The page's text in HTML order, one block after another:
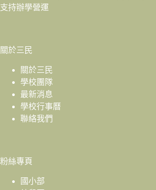
支持辦學營運
關於三民
關於三民
學校團隊
最新消息
學校行事曆
聯絡我們
粉絲專頁
國小部